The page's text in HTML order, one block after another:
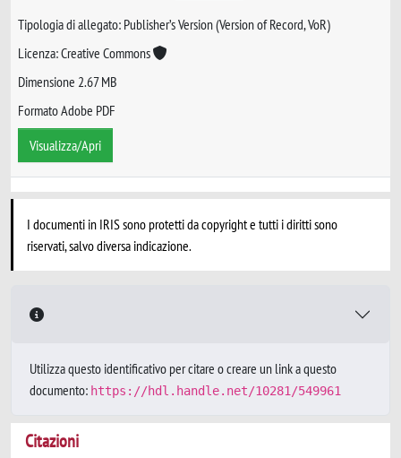
Tipologia di allegato: Publisher’s Version (Version of Record, VoR)
Licenza: Creative Commons
Dimensione 2.67 MB
Formato Adobe PDF
Visualizza/Apri
I documenti in IRIS sono protetti da copyright e tutti i diritti sono
riservati, salvo diversa indicazione.
Utilizza questo identificativo per citare o creare un link a questo
documento: https://hdl.handle.net/10281/549961
Citazioni